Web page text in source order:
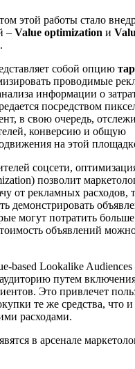
этой работы стало
– Value optimization и
.
собой опцию
проводимые
информации о
посредством
в свою очередь,
конверсию и общую
на этой
соцсети,
позволит
от рекламных расходов,
демонстрировать
могут потратить
объявлений
based Lookalike
путем
Это привлечет
те же средства, что
расходами.
в арсенале